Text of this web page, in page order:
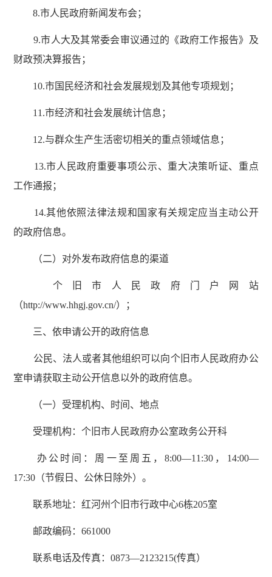
8.市人民政府新闻发布会；
9.市人大及其常委会审议通过的《政府工作报告》及
财政预决算报告；
10.市国民经济和社会发展规划及其他专项规划；
11.市经济和社会发展统计信息；
12.与群众生产生活密切相关的重点领域信息；
13.市人民政府重要事项公示、重大决策听证、重点
工作通报；
14.其他依照法律法规和国家有关规定应当主动公开
的政府信息。
（二）对外发布政府信息的渠道
个旧市人民政府门户网站
（http://www.hhgj.gov.cn/）；
三、依申请公开的政府信息
公民、法人或者其他组织可以向个旧市人民政府办公
室申请获取主动公开信息以外的政府信息。
（一）受理机构、时间、地点
受理机构：个旧市人民政府办公室政务公开科
办公时间：周一至周五，8:00—11:30，14:00—
17:30（节假日、公休日除外）。
联系地址：红河州个旧市行政中心6栋205室
邮政编码：661000
联系电话及传真：0873—2123215(传真）